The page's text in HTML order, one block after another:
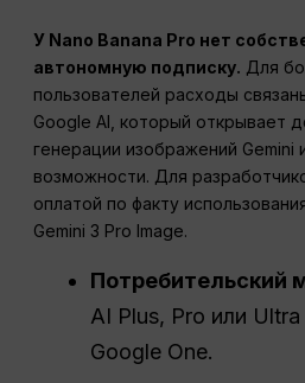
У Nano Banana Pro нет
автономную подписку. Для
пользователей расходы
Google AI, который открывает
генерации изображений Gemini
возможности. Для
оплатой по факту
Gemini 3 Pro Image.
Потребительский
AI Plus, Pro или
Google One.